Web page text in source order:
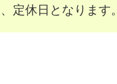
定休日となります。